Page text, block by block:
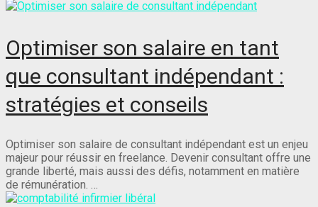
Optimiser son salaire en tant
que consultant indépendant :
stratégies et conseils
Optimiser son salaire de consultant indépendant est un enjeu
majeur pour réussir en freelance. Devenir consultant offre une
grande liberté, mais aussi des défis, notamment en matière
de rémunération. …